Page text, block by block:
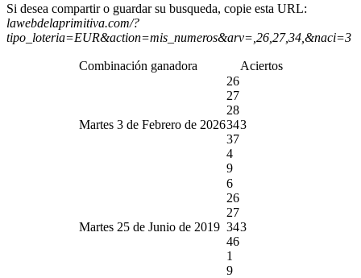
Si desea compartir o guardar su busqueda, copie esta URL:
lawebdelaprimitiva.com/?
tipo_loteria=EUR&action=mis_numeros&arv=,26,27,34,&naci=3
Combinación ganadora Aciertos
Martes 3 de Febrero de 2026
26
27
28
34
37
4
9
3
Martes 25 de Junio de 2019
6
26
27
34
46
1
9
3